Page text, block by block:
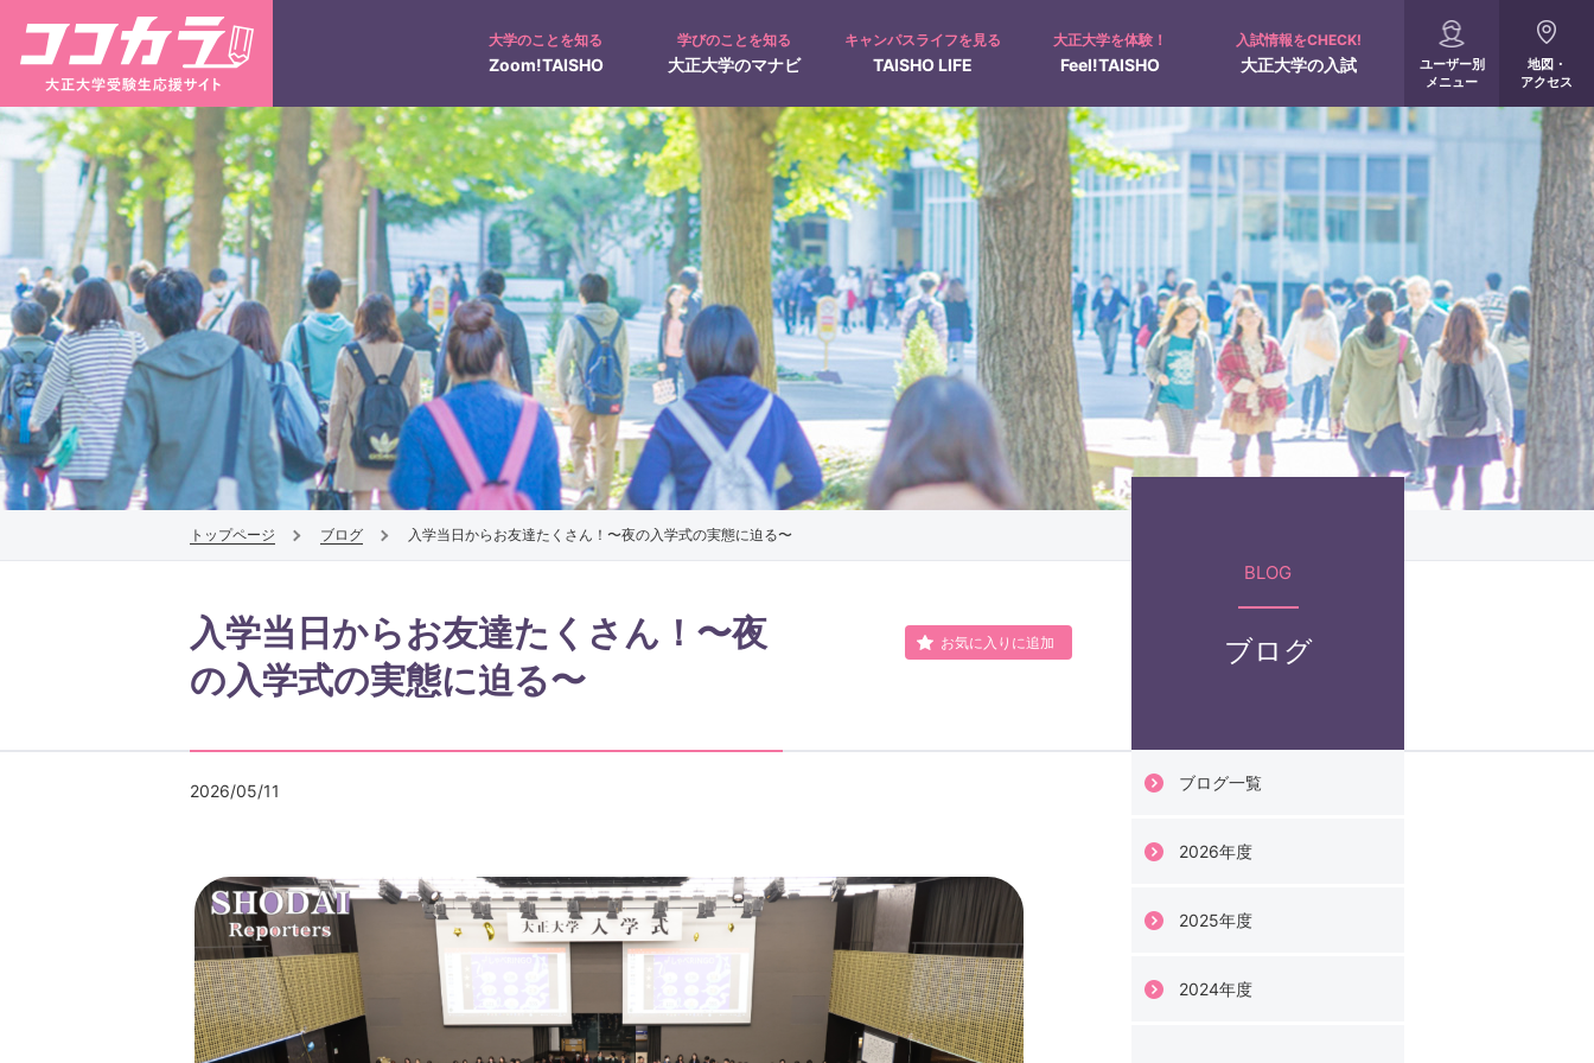
大学のことを知る
Zoom!TAISHO
3分で分かる！大正大学 在学生の1日 動画で見る！大正大学 360°パノラマビュー
学びのことを知る
大正大学のマナビ
学びの特徴 仏教学科Navi 地域創生学部特設ページ
仏教学部
仏教学専攻
宗学専攻
文学部
人文学科
国際文化コース
東洋史コース
人間学部
社会福祉学科
表現学部
表現文化学科
ライフデザインコース
地域創生学部
公共政策学科
情報科学部
グリーンデジタル情報学科
デジタル文化財情報学科
キャンパスライフを見る
TAISHO LIFE
キャンパス紹介 キャンパスカレンダー クラブ・サークル活動 奨学金制度 サポート制度
大正大学を体験！
Feel!TAISHO
大正コネクト キャンパス見学 オープンキャンパス 全国進学相談会
入試情報をCHECK!
大正大学の入試
入試のポイント
入試日程 募集人員 入試概要
ネット出願について 入試Q&A 配慮申請について
入学検定料の返還について 入学手続について オンライン受験票
合否照会 過去問題の出題方針 出願・入試結果速報
過去の入試結果
ユーザー別
メニュー
地図・
アクセス
BLOG
ブログ
ブログ一覧
2026年度
2025年度
2024年度
トップページ ブログ ⼊学当⽇からお友達たくさん！〜夜の⼊学式の実態に迫る〜
お気に入りに追加
⼊学当⽇からお友達たくさん！〜夜
の⼊学式の実態に迫る〜
2026/05/11